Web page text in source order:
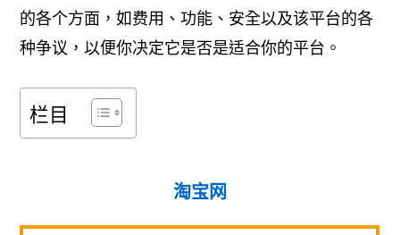
的各个方面，如费用、功能、安全以及该平台的各
种争议，以便你决定它是否是适合你的平台。
栏目
淘宝网